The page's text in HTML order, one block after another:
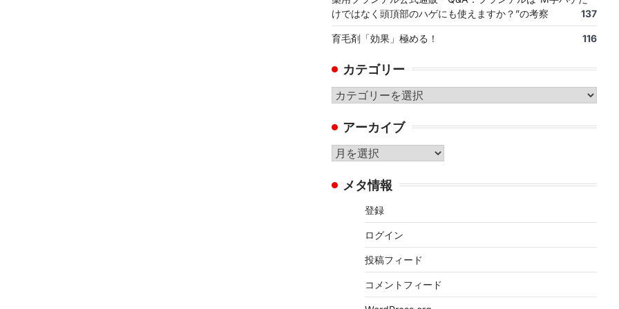
けではなく頭頂部のハゲにも使えますか？”の考察
137
育毛剤「効果」極める！ 116
カテゴリー
カ
ゴ
リ
ー
アーカイブ
ア
カ メタ情報
登録
ログイン
投稿フィード
コメントフィード